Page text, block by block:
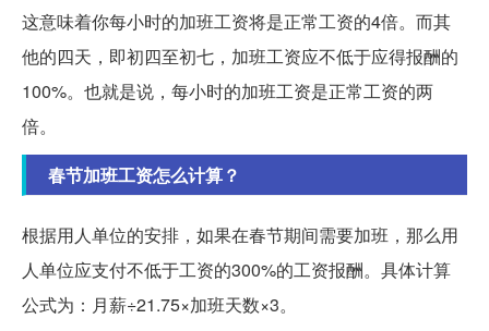
这意味着你每小时的加班工资将是正常工资的4倍。而其
他的四天，即初四至初七，加班工资应不低于应得报酬的
100%。也就是说，每小时的加班工资是正常工资的两
倍。
春节加班工资怎么计算？
根据用人单位的安排，如果在春节期间需要加班，那么用
人单位应支付不低于工资的300%的工资报酬。具体计算
公式为：月薪÷21.75×加班天数×3。